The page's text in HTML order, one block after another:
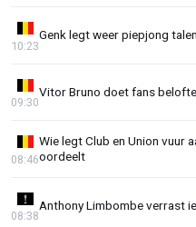
Genk legt weer piepjong
10:23
Vitor Bruno doet fans
09:30
Wie legt Club en Union vuur
oordeelt
08:46
Anthony Limbombe verrast
08:38